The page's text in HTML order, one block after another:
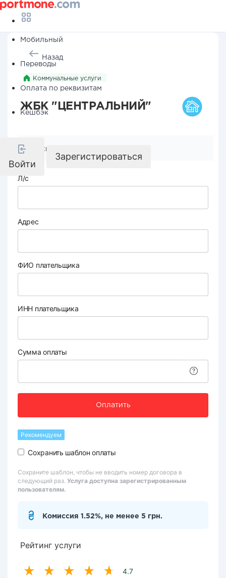
Мобильный
Переводы
Оплата по реквизитам
Кешбэк
Войти
Зарегистироваться
Назад
Коммунальные услуги
ЖБК "ЦЕНТРАЛЬНИЙ"
Реквизиты компании
Л/с
Адрес
ФИО плательщика
ИНН плательщика
Сумма оплаты
Оплатить
Рекомендуем
Сохранить шаблон оплаты
Сохраните шаблон, чтобы не вводить номер договора в
следующий раз. Услуга доступна зарегистрированным
пользователям.
Комиссия 1.52%, не менее 5 грн.
Рейтинг услуги
4.7